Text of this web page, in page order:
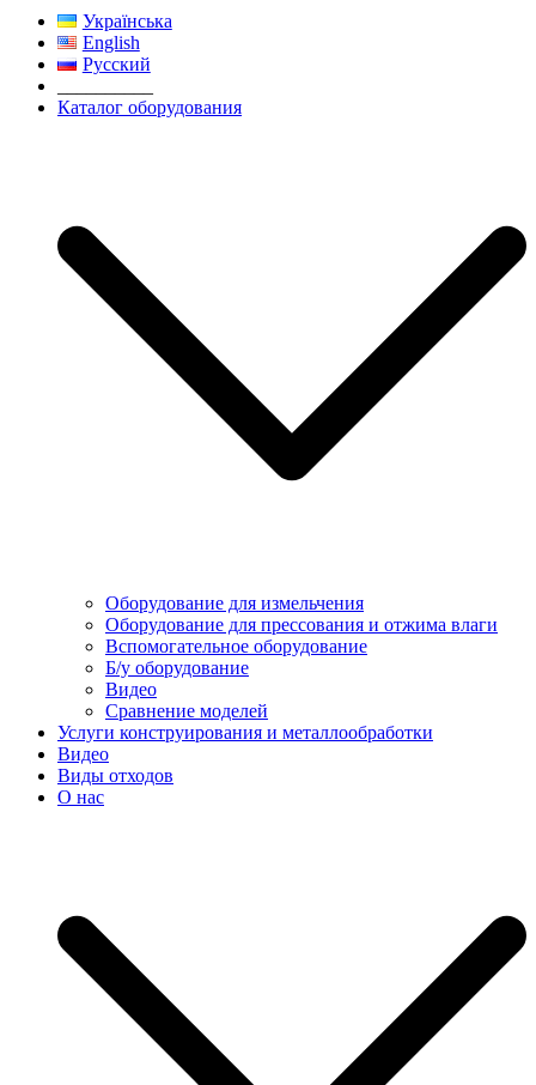
Українська
English
Русский
Каталог оборудования
Оборудование для измельчения
Оборудование для прессования и отжима влаги
Вспомогательное оборудование
Б/у оборудование
Видео
Сравнение моделей
Услуги конструирования и металлообработки
Видео
Виды отходов
О нас